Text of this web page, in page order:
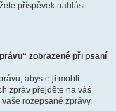
příspěvek nahlásit.
zobrazené při psaní
abyste ji mohli
zpráv přejděte na váš
rozepsané zprávy.